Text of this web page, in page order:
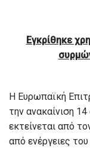
Εγκρίθηκε
Η Ευρωπαϊκή
την ανακαίνιση
εκτείνεται από
από ενέργειες